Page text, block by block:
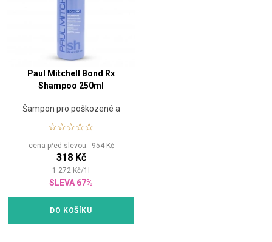
Paul Mitchell Bond Rx
Shampoo 250ml
Šampon pro poškozené a
chemicky ošetřené vlasy
cena před slevou:954 Kč
318 Kč
1 272 Kč/1
SLEVA 67%
DO KOŠÍKU